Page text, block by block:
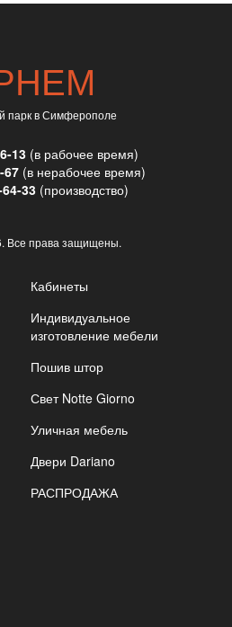
парк в Симферополе
13(в рабочее время)
67(в нерабочее время)
33(производство)
Все права защищены.
Кабинеты
Индивидуальное
изготовление мебели
Пошив штор
Свет Notte Giorno
Уличная мебель
Двери Dariano
РАСПРОДАЖА